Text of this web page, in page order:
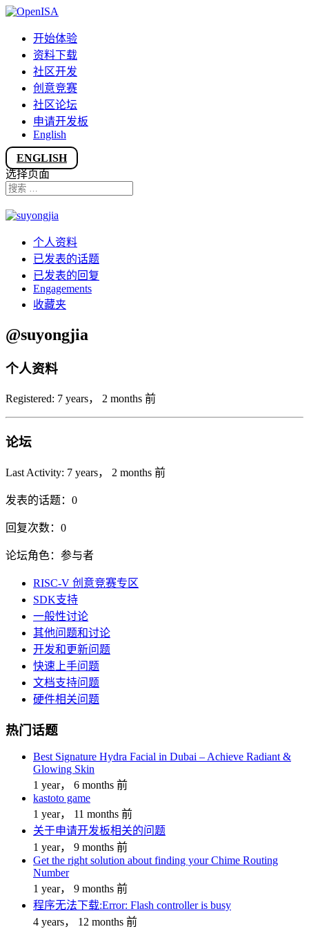
开始体验
资料下载
社区开发
创意竞赛
社区论坛
申请开发板
English
ENGLISH
选择页面
个人资料
已发表的话题
已发表的回复
Engagements
收藏夹
@suyongjia
个人资料
Registered: 7 years， 2 months 前
论坛
Last Activity: 7 years， 2 months 前
发表的话题：0
回复次数：0
论坛角色：参与者
RISC-V 创意竞赛专区
SDK支持
一般性讨论
其他问题和讨论
开发和更新问题
快速上手问题
文档支持问题
硬件相关问题
热门话题
Best Signature Hydra Facial in Dubai – Achieve Radiant &
Glowing Skin
1 year， 6 months 前
kastoto game
1 year， 11 months 前
关于申请开发板相关的问题
1 year， 9 months 前
Get the right solution about finding your Chime Routing
Number
1 year， 9 months 前
程序无法下载:Error: Flash controller is busy
4 years， 12 months 前